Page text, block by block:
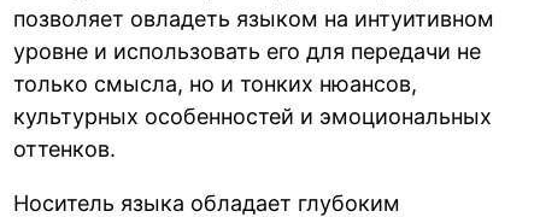
позволяет овладеть языком на интуитивном
уровне и использовать его для передачи не
только смысла, но и тонких нюансов,
культурных особенностей и эмоциональных
оттенков.
Носитель языка обладает глубоким